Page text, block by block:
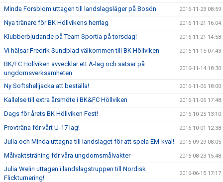
Minda Forsblom uttagen till landslagsläger på Bosön 2016-11-23 08:59
Nya tränare för BK Höllvikens herrlag 2016-11-21 16:04
Klubberbjudande på Team Sportia på torsdag! 2016-11-21 14:58
Vi hälsar Fredrik Sundblad välkommen till BK Höllviken 2016-11-15 07:43
BK/FC Höllviken avvecklar ett A-lag och satsar på
ungdomsverksamheten
2016-11-14 18:30
Ny Softshelljacka att beställa! 2016-11-06 18:00
Kallelse till extra årsmöte i BK&FC Höllviken 2016-11-06 17:48
Dags för årets BK Höllviken Fest! 2016-10-25 13:10
Provträna för vårt U-17 lag! 2016-10-01 12:38
Julia och Minda uttagna till landslaget för att spela EM-kval! 2016-09-29 08:05
Målvaktsträning för våra ungdomsmålvakter 2016-08-23 15:48
Julia Welin uttagen i landslagstruppen till Nordisk
Flickturnering!
2016-06-15 17:17